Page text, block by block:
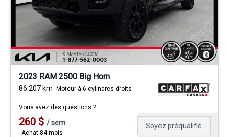
2023 RAM 2500 Big Horn
86 207 km Moteur à 6 cylindres droits
Vous avez des questions ?
260 $ /sem
Achat 84 mois
Soyez préqualifié